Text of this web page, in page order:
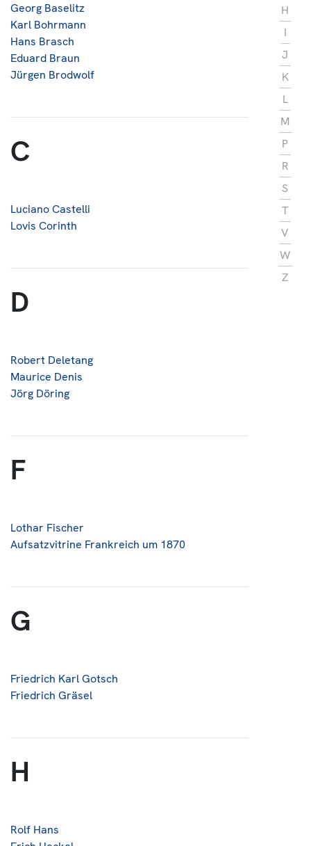
Georg Baselitz
Karl Bohrmann
Hans Brasch
Eduard Braun
Jürgen Brodwolf
C
Luciano Castelli
Lovis Corinth
D
Robert Deletang
Maurice Denis
Jörg Döring
F
Lothar Fischer
Aufsatzvitrine Frankreich um 1870
G
Friedrich Karl Gotsch
Friedrich Gräsel
H
Rolf Hans
H
I
J
K
L
M
P
R
S
T
V
W
Z